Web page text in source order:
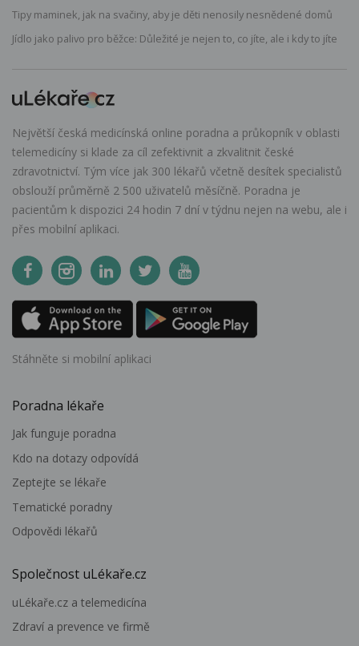
Tipy maminek, jak na svačiny, aby je děti nenosily nesnědené domů
Jídlo jako palivo pro běžce: Důležité je nejen to, co jíte, ale i kdy to jíte
Největší česká medicínská online poradna a průkopník v oblasti
telemedicíny si klade za cíl zefektivnit a zkvalitnit české
zdravotnictví. Tým více jak 300 lékařů včetně desítek specialistů
obslouží průměrně 2 500 uživatelů měsíčně. Poradna je
pacientům k dispozici 24 hodin 7 dní v týdnu nejen na webu, ale i
přes mobilní aplikaci.
Stáhněte si mobilní aplikaci
Poradna lékaře
Jak funguje poradna
Kdo na dotazy odpovídá
Zeptejte se lékaře
Tematické poradny
Odpovědi lékařů
Společnost uLékaře.cz
uLékaře.cz a telemedicína
Zdraví a prevence ve firmě